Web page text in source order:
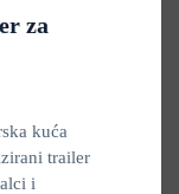
za
kuća
trailer
i